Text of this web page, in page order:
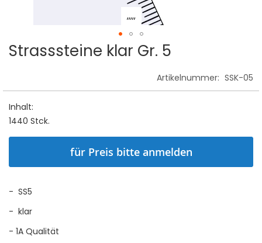
Strasssteine klar Gr. 5
Artikelnummer: SSK-05
Inhalt:
1440 Stck.
für Preis bitte anmelden
- SS5
- klar
- 1A Qualität
,,,,,
Skip
beginning
of
the